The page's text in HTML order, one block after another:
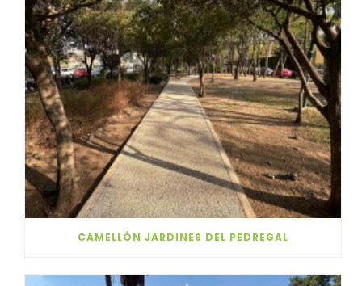
CAMELLÓN JARDINES DEL PEDREGAL